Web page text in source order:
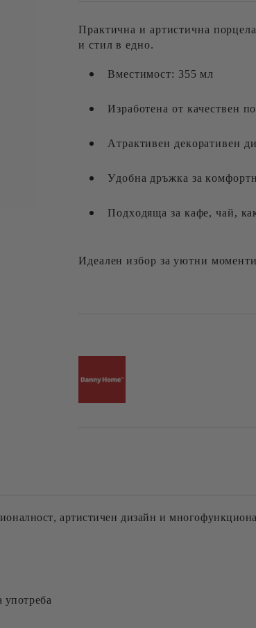
Практична и артистична
и стил в едно.
Вместимост: 355 мл
Изработена от качествен
Атрактивен декоративен
Удобна дръжка за
Подходяща за кафе, чай,
Идеален избор за уютни
артистичен дизайн и
употреба